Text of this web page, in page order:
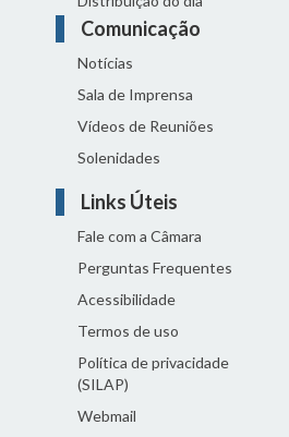
Comunicação
Notícias
Sala de Imprensa
Vídeos de Reuniões
Solenidades
Links Úteis
Fale com a Câmara
Perguntas Frequentes
Acessibilidade
Termos de uso
Política de privacidade
(SILAP)
Webmail